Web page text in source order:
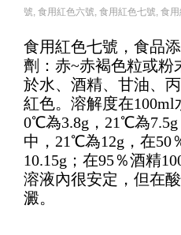
號, 食用紅色六號, 食用紅色七號, 食
食用紅色七號，食品
劑：赤~赤褐色粒或粉
於水、酒精、甘油、
紅色。溶解度在100ml
0℃為3.8g，21℃為7.5g
中，21℃為12g，在50
10.15g；在95％酒精
溶液內很安定，但在
澱。